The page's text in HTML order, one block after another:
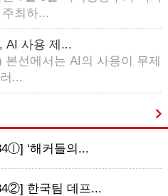
최하...
AI 사용 제...
선에서는 AI의 사용이 무제
...
‘해커들의...
한국팀 데프...